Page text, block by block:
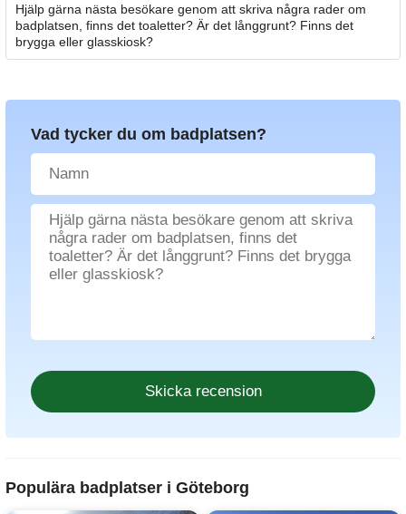
Hjälp gärna nästa besökare genom att skriva några rader om
badplatsen, finns det toaletter? Är det långgrunt? Finns det
brygga eller glasskiosk?
Vad tycker du om badplatsen?
Populära badplatser i Göteborg